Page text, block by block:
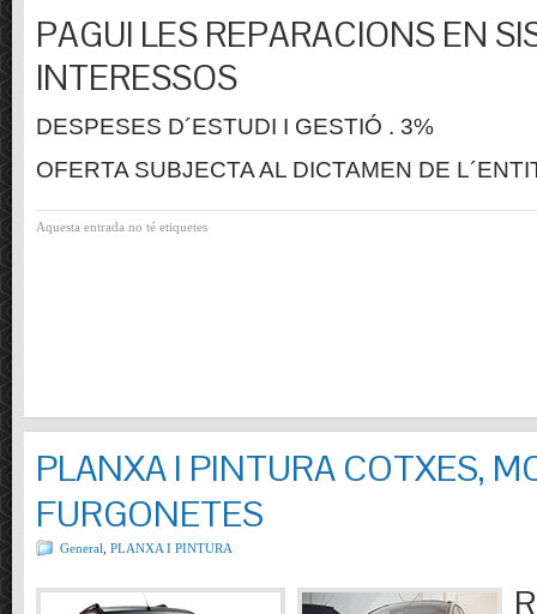
PAGUI LES REPARACIONS EN
INTERESSOS
DESPESES D´ESTUDI I GESTIÓ . 3%
OFERTA SUBJECTA AL DICTAMEN DE
Aquesta entrada no té etiquetes
PLANXA I PINTURA COTXES,
FURGONETES
General PLANXA I PINTURA